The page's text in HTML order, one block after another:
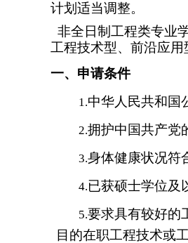
计划适当调整。
非全日制工程类专业
工程技术型、前沿应用
一、申请条件
1.中华人民共和国
2.拥护中国共产党
3.身体健康状况符
4.已获硕士学位及
5.要求具有较好的
目的在职工程技术或